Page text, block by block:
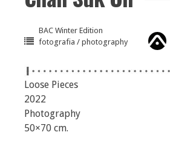
BAC Winter Edition
fotografia / photography
Loose Pieces
2022
Photography
50×70 cm.